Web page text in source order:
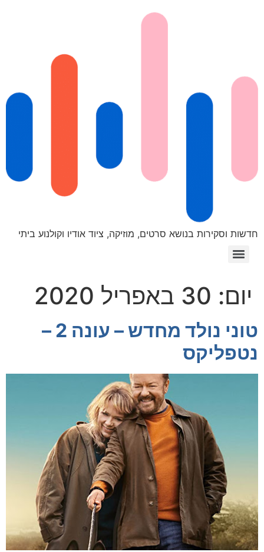
חדשות וסקירות בנושא סרטים, מוזיקה, ציוד אודיו וקולנוע ביתי
יום: 30 באפריל 2020
טוני נולד מחדש – עונה 2 –
נטפליקס